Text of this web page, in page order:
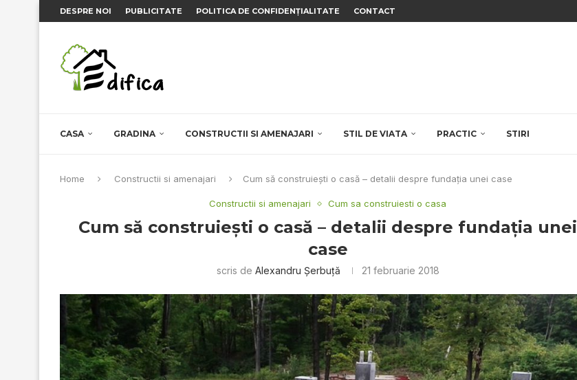
DESPRE NOI PUBLICITATE POLITICA DE CONFIDENȚIALITATE CONTACT
CASA GRADINA CONSTRUCTII SI AMENAJARI STIL DE VIATA PRACTIC STIRI
Home Constructii si amenajari Cum să construiești o casă – detalii despre fundația unei case
Constructii si amenajari Cum sa construiesti o casa
Cum să construiești o casă – detalii despre fundația unei
case
scris de Alexandru Șerbuță 21 februarie 2018